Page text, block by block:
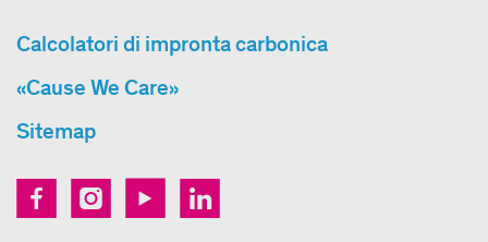
Calcolatori di impronta carbonica
«Cause We Care»
Sitemap